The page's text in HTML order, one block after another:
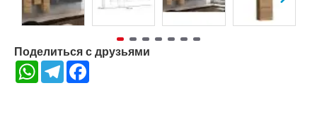
Поделиться с друзьями
WhatsAppTelegram